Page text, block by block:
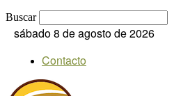
Buscar
sábado 8 de agosto de 2026
Contacto